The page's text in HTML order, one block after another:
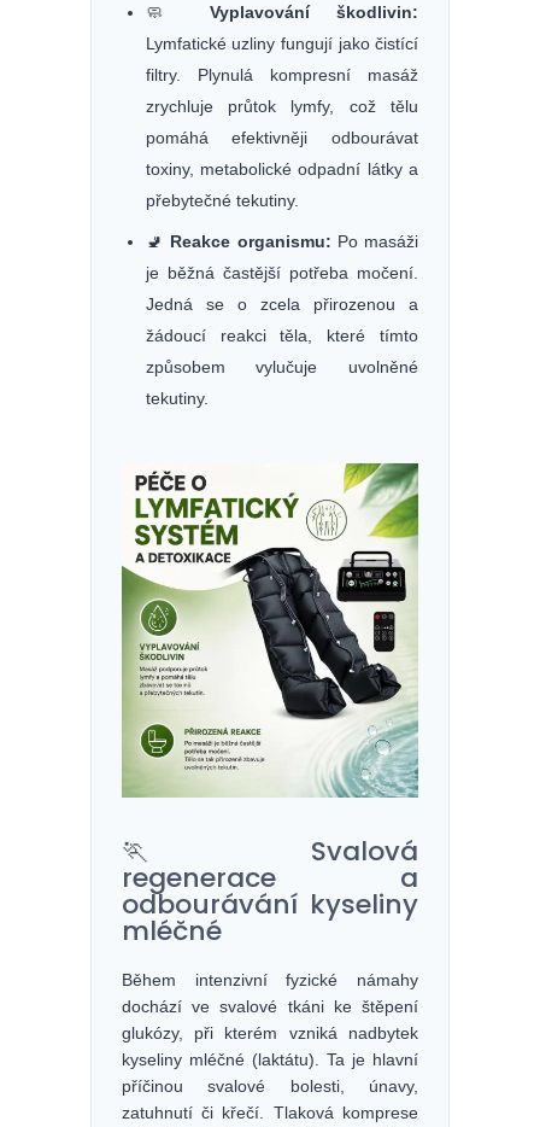
🧼Vyplavování škodlivin:
Lymfatické uzliny fungují jako čistící
filtry. Plynulá kompresní masáž
zrychluje průtok lymfy, což tělu
pomáhá efektivněji odbourávat
toxiny, metabolické odpadní látky a
přebytečné tekutiny.
🚽 Reakce organismu: Po masáži
je běžná častější potřeba močení.
Jedná se o zcela přirozenou a
žádoucí reakci těla, které tímto
způsobem vylučuje uvolněné
tekutiny.
🏃 Svalová
regenerace a
odbourávání kyseliny
mléčné
Během intenzivní fyzické námahy
dochází ve svalové tkáni ke štěpení
glukózy, při kterém vzniká nadbytek
kyseliny mléčné (laktátu). Ta je hlavní
příčinou svalové bolesti, únavy,
zatuhnutí či křečí. Tlaková komprese